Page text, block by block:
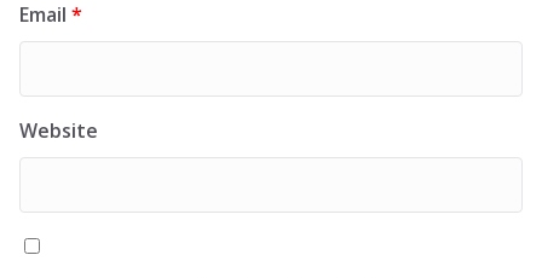
Email *
Website